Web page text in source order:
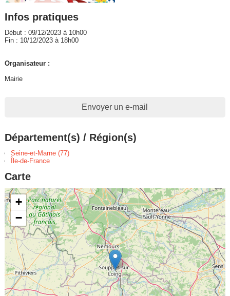
Infos pratiques
Début : 09/12/2023 à 10h00
Fin : 10/12/2023 à 18h00
Organisateur :
Mairie
Envoyer un e-mail
Département(s) / Région(s)
Seine-et-Marne (77)
Île-de-France
Carte
+
−